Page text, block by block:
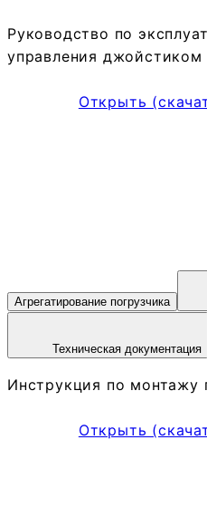
Руководство по
управления джойстиком
Открыть
Агрегатирование погрузчика
Техническая документация
Инструкция по монтажу
Открыть